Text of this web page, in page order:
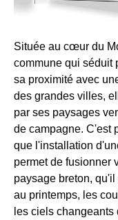
Située au cœur du
commune qui séduit
sa proximité avec
des grandes villes,
par ses paysages
de campagne. C'est
que l'installation
permet de fusionner
paysage breton,
au printemps, les
les ciels changeants